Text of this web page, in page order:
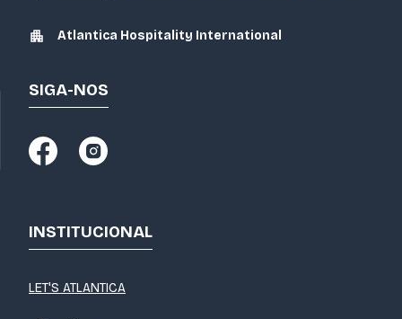
Atlantica Hospitality International
SIGA-NOS
INSTITUCIONAL
LET'S ATLANTICA